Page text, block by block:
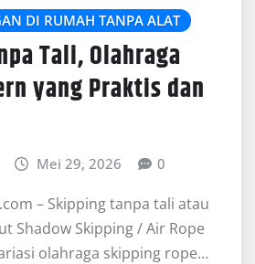
DI RUMAH TANPA ALAT
Tali, Olahraga
yang Praktis dan
Mei 29, 2026 0
– Skipping tanpa tali atau
Shadow Skipping / Air Rope
olahraga skipping rope…